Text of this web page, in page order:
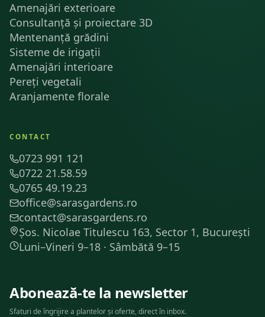
Amenajări exterioare
Consultanță și proiectare 3D
Mentenanță grădini
Sisteme de irigații
Amenajări interioare
Pereți vegetali
Aranjamente florale
CONTACT
0723 991 121
0722 21.58.59
0765 49.19.23
office@sarasgardens.ro
contact@sarasgardens.ro
Șos. Nicolae Titulescu 163, Sector 1, București
Luni–Vineri 9–18 · Sâmbătă 9–15
Abonează-te la newsletter
Sfaturi de îngrijire a plantelor și oferte, direct în inbox.